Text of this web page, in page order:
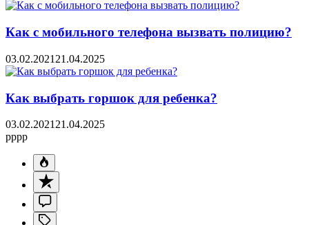
Как с мобильного телефона вызвать полицию?
03.02.2021 21.04.2025
Как выбрать горшок для ребенка?
03.02.2021 21.04.2025
pppp